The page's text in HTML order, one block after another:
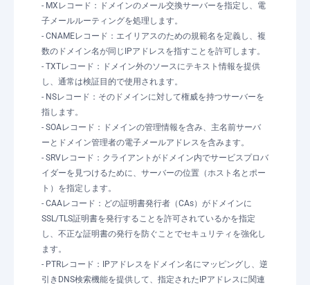
- MXレコード：ドメインのメール交換サーバーを指定し、電
子メールルーティングを処理します。
- CNAMEレコード：エイリアスのための規範名を定義し、複
数のドメイン名が同じIPアドレスを指すことを許可します。
- TXTレコード：ドメイン外のソースにテキスト情報を提供
し、通常は検証目的で使用されます。
- NSレコード：そのドメインに対して権威を持つサーバーを
指します。
- SOAレコード：ドメインの管理情報を含み、主名前サーバ
ーとドメイン管理者の電子メールアドレスを含みます。
- SRVレコード：クライアントがドメイン内でサービスプロバ
イダーを見つけるために、サーバーの位置（ホスト名とポー
ト）を指定します。
- CAAレコード：どの証明書発行者（CAs）がドメインに
SSL/TLS証明書を発行することを許可されているかを指定
し、不正な証明書の発行を防ぐことでセキュリティを強化し
ます。
- PTRレコード：IPアドレスをドメイン名にマッピングし、逆
引きDNS検索機能を提供して、指定されたIPアドレスに関連